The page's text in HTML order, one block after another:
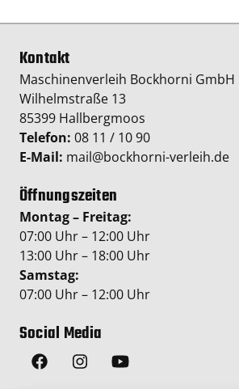
Kontakt
Maschinenverleih Bockhorni GmbH
Wilhelmstraße 13
85399 Hallbergmoos
Telefon: 08 11 / 10 90
E-Mail: mail@bockhorni-verleih.de
Öffnungszeiten
Montag – Freitag:
07:00 Uhr – 12:00 Uhr
13:00 Uhr – 18:00 Uhr
Samstag:
07:00 Uhr – 12:00 Uhr
Social Media